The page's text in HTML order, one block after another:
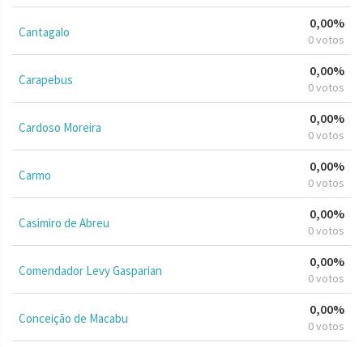
Cantagalo
0,00%
0 votos
Carapebus
0,00%
0 votos
Cardoso Moreira
0,00%
0 votos
Carmo
0,00%
0 votos
Casimiro de Abreu
0,00%
0 votos
Comendador Levy Gasparian
0,00%
0 votos
Conceição de Macabu
0,00%
0 votos